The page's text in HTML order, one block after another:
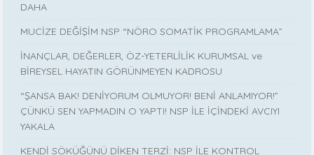
DAHA
MUCİZE DEĞİŞİM NSP “NÖRO SOMATİK PROGRAMLAMA”
İNANÇLAR, DEĞERLER, ÖZ-YETERLİLİK KURUMSAL ve
BİREYSEL HAYATIN GÖRÜNMEYEN KADROSU
“ŞANSA BAK! DENİYORUM OLMUYOR! BENİ ANLAMIYOR!”
ÇÜNKÜ SEN YAPMADIN O YAPTI! NSP İLE İÇİNDEKİ AVCIYI
YAKALA
KENDİ SÖKÜĞÜNÜ DİKEN TERZİ: NSP İLE KONTROL